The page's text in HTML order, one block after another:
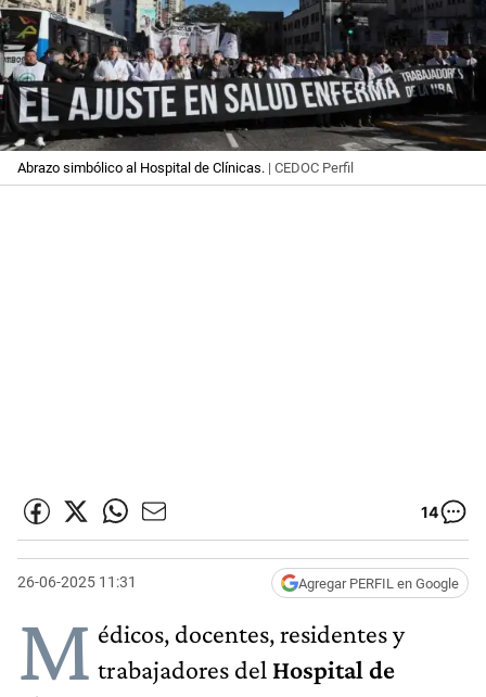
Abrazo simbólico al Hospital de Clínicas. | CEDOC Perfil
14
26-06-2025 11:31 Agregar PERFIL en Google
M édicos, docentes, residentes y
trabajadores del Hospital de